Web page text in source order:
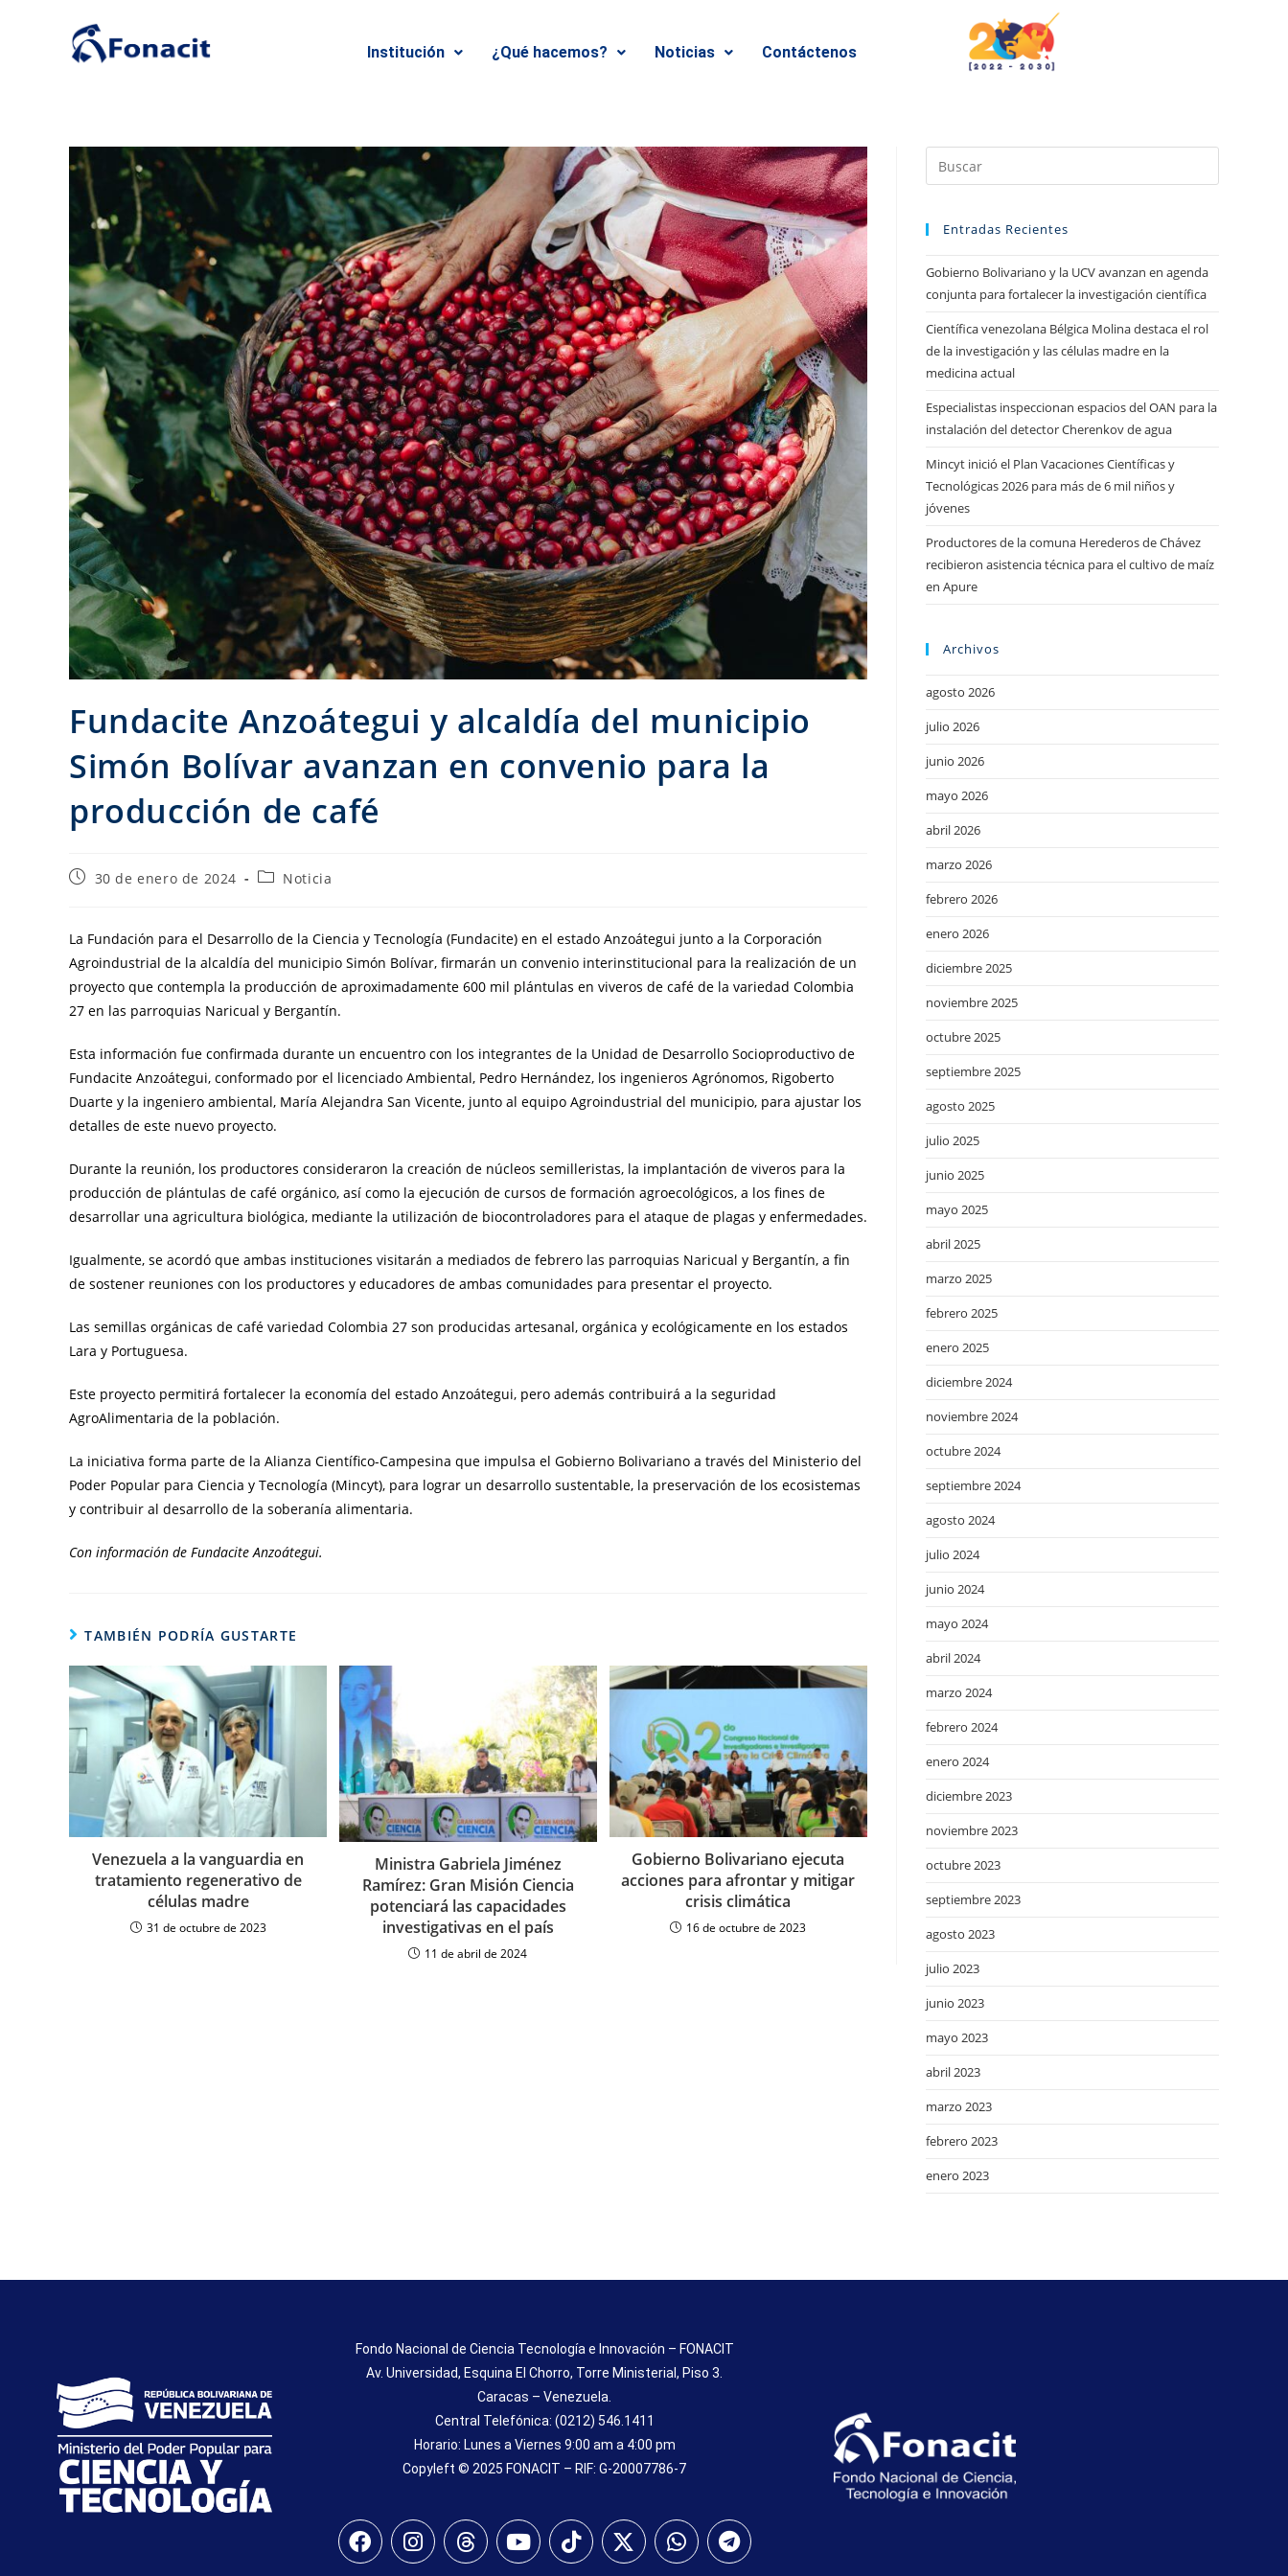
Institución ¿Qué hacemos? Noticias Contáctenos
Fundacite Anzoátegui y alcaldía del municipio
Simón Bolívar avanzan en convenio para la
producción de café
30 de enero de 2024 Noticia
La Fundación para el Desarrollo de la Ciencia y Tecnología (Fundacite) en el estado Anzoátegui junto a la Corporación
Agroindustrial de la alcaldía del municipio Simón Bolívar, firmarán un convenio interinstitucional para la realización de un
proyecto que contempla la producción de aproximadamente 600 mil plántulas en viveros de café de la variedad Colombia
27 en las parroquias Naricual y Bergantín.
Esta información fue confirmada durante un encuentro con los integrantes de la Unidad de Desarrollo Socioproductivo de
Fundacite Anzoátegui, conformado por el licenciado Ambiental, Pedro Hernández, los ingenieros Agrónomos, Rigoberto
Duarte y la ingeniero ambiental, María Alejandra San Vicente, junto al equipo Agroindustrial del municipio, para ajustar los
detalles de este nuevo proyecto.
Durante la reunión, los productores consideraron la creación de núcleos semilleristas, la implantación de viveros para la
producción de plántulas de café orgánico, así como la ejecución de cursos de formación agroecológicos, a los fines de
desarrollar una agricultura biológica, mediante la utilización de biocontroladores para el ataque de plagas y enfermedades.
Igualmente, se acordó que ambas instituciones visitarán a mediados de febrero las parroquias Naricual y Bergantín, a fin
de sostener reuniones con los productores y educadores de ambas comunidades para presentar el proyecto.
Las semillas orgánicas de café variedad Colombia 27 son producidas artesanal, orgánica y ecológicamente en los estados
Lara y Portuguesa.
Este proyecto permitirá fortalecer la economía del estado Anzoátegui, pero además contribuirá a la seguridad
AgroAlimentaria de la población.
La iniciativa forma parte de la Alianza Científico-Campesina que impulsa el Gobierno Bolivariano a través del Ministerio del
Poder Popular para Ciencia y Tecnología (Mincyt), para lograr un desarrollo sustentable, la preservación de los ecosistemas
y contribuir al desarrollo de la soberanía alimentaria.
Con información de Fundacite Anzoátegui.
TAMBIÉN PODRÍA GUSTARTE
Venezuela a la vanguardia en
tratamiento regenerativo de
células madre
31 de octubre de 2023
Ministra Gabriela Jiménez
Ramírez: Gran Misión Ciencia
potenciará las capacidades
investigativas en el país
11 de abril de 2024
Gobierno Bolivariano ejecuta
acciones para afrontar y mitigar
crisis climática
16 de octubre de 2023
Entradas Recientes
Gobierno Bolivariano y la UCV avanzan en agenda
conjunta para fortalecer la investigación científica
Científica venezolana Bélgica Molina destaca el rol
de la investigación y las células madre en la
medicina actual
Especialistas inspeccionan espacios del OAN para la
instalación del detector Cherenkov de agua
Mincyt inició el Plan Vacaciones Científicas y
Tecnológicas 2026 para más de 6 mil niños y
jóvenes
Productores de la comuna Herederos de Chávez
recibieron asistencia técnica para el cultivo de maíz
en Apure
Archivos
agosto 2026
julio 2026
junio 2026
mayo 2026
abril 2026
marzo 2026
febrero 2026
enero 2026
diciembre 2025
noviembre 2025
octubre 2025
septiembre 2025
agosto 2025
julio 2025
junio 2025
mayo 2025
abril 2025
marzo 2025
febrero 2025
enero 2025
diciembre 2024
noviembre 2024
octubre 2024
septiembre 2024
agosto 2024
julio 2024
junio 2024
mayo 2024
abril 2024
marzo 2024
febrero 2024
enero 2024
diciembre 2023
noviembre 2023
octubre 2023
septiembre 2023
agosto 2023
julio 2023
junio 2023
mayo 2023
abril 2023
marzo 2023
febrero 2023
enero 2023
Fondo Nacional de Ciencia Tecnología e Innovación – FONACIT
Av. Universidad, Esquina El Chorro, Torre Ministerial, Piso 3.
Caracas – Venezuela.
Central Telefónica: (0212) 546.1411
Horario: Lunes a Viernes 9:00 am a 4:00 pm
Copyleft © 2025 FONACIT – RIF: G-20007786-7